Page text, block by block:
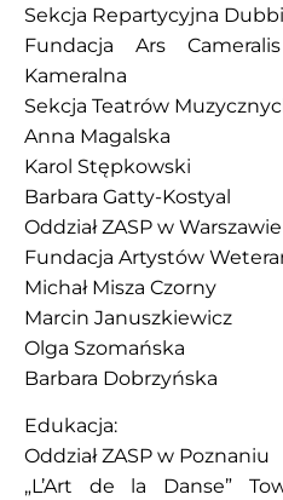
Sekcja Repartycyjna
Fundacja Ars
Kameralna
Sekcja Teatrów
Anna Magalska
Karol Stępkowski
Barbara Gatty-Kostyal
Oddział ZASP w Warszawie
Fundacja Artystów
Michał Misza Czorny
Marcin Januszkiewicz
Olga Szomańska
Barbara Dobrzyńska
Edukacja:
Oddział ZASP w Poznaniu
„L’Art de la Danse”